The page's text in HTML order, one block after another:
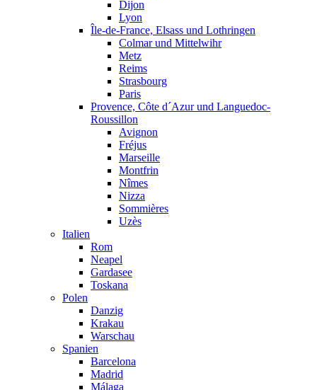
Dijon
Lyon
Île-de-France, Elsass und Lothringen
Colmar und Mittelwihr
Metz
Reims
Strasbourg
Paris
Provence, Côte d´Azur und Languedoc-
Roussillon
Avignon
Fréjus
Marseille
Montfrin
Nîmes
Nizza
Sommières
Uzès
Italien
Rom
Neapel
Gardasee
Toskana
Polen
Danzig
Krakau
Warschau
Spanien
Barcelona
Madrid
Málaga